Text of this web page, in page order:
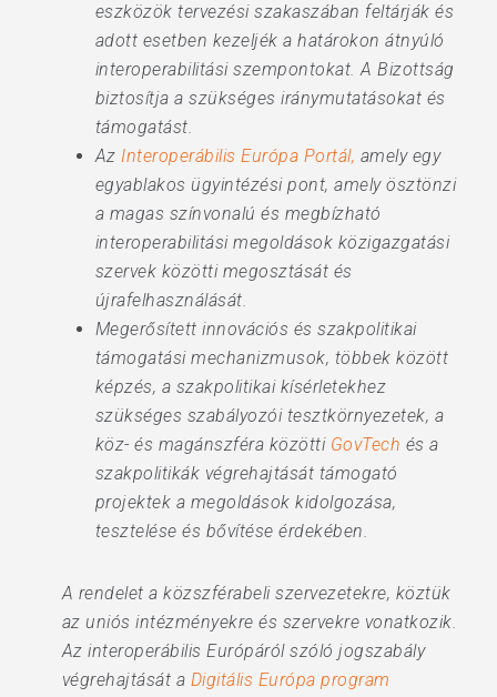
eszközök tervezési szakaszában feltárják és
adott esetben kezeljék a határokon átnyúló
interoperabilitási szempontokat. A Bizottság
biztosítja a szükséges iránymutatásokat és
támogatást.
AzInteroperábilis Európa Portál, amely egy
egyablakos ügyintézési pont, amely ösztönzi
a magas színvonalú és megbízható
interoperabilitási megoldások közigazgatási
szervek közötti megosztását és
újrafelhasználását.
Megerősített innovációs és szakpolitikai
támogatási mechanizmusok, többek között
képzés, a szakpolitikai kísérletekhez
szükséges szabályozói tesztkörnyezetek, a
köz- és magánszféra közötti GovTech és a
szakpolitikák végrehajtását támogató
projektek a megoldások kidolgozása,
tesztelése és bővítése érdekében.
A rendelet a közszférabeli szervezetekre, köztük
az uniós intézményekre és szervekre vonatkozik.
Az interoperábilis Európáról szóló jogszabály
végrehajtását a Digitális Európa program